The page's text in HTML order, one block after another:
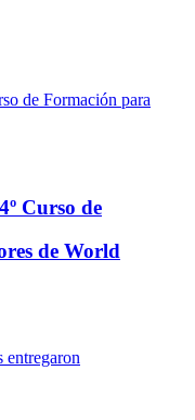
Curso de
de World